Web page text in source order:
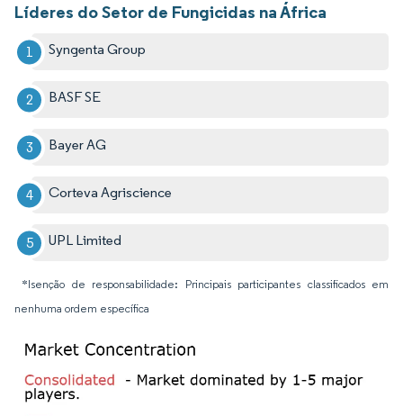
Líderes do Setor de Fungicidas na África
Syngenta Group
BASF SE
Bayer AG
Corteva Agriscience
UPL Limited
*Isenção de responsabilidade: Principais participantes classificados em
nenhuma ordem específica